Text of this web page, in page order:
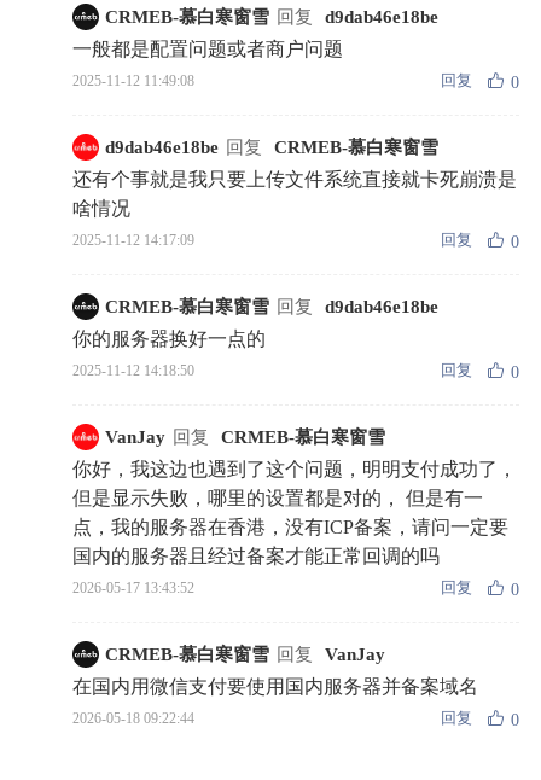
CRMEB-慕白寒窗雪 回复 d9dab46e18be
一般都是配置问题或者商户问题
2025-11-12 11:49:08 回复 0
d9dab46e18be 回复 CRMEB-慕白寒窗雪
还有个事就是我只要上传文件系统直接就卡死崩溃是
啥情况
2025-11-12 14:17:09 回复 0
CRMEB-慕白寒窗雪 回复 d9dab46e18be
你的服务器换好一点的
2025-11-12 14:18:50 回复 0
VanJay 回复 CRMEB-慕白寒窗雪
你好，我这边也遇到了这个问题，明明支付成功了，
但是显示失败，哪里的设置都是对的， 但是有一
点，我的服务器在香港，没有ICP备案，请问一定要
国内的服务器且经过备案才能正常回调的吗
2026-05-17 13:43:52 回复 0
CRMEB-慕白寒窗雪 回复 VanJay
在国内用微信支付要使用国内服务器并备案域名
2026-05-18 09:22:44 回复 0